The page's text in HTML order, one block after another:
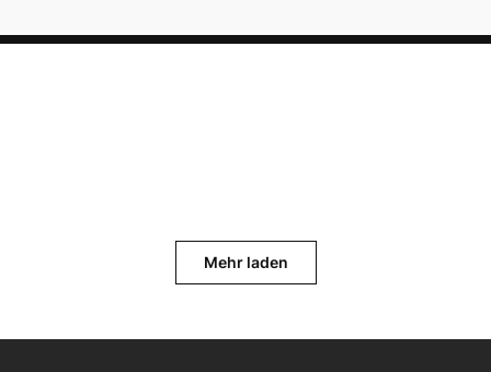
Mehr laden